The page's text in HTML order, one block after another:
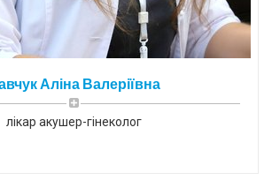
Аліна Валеріївна
лікар акушер-гінеколог